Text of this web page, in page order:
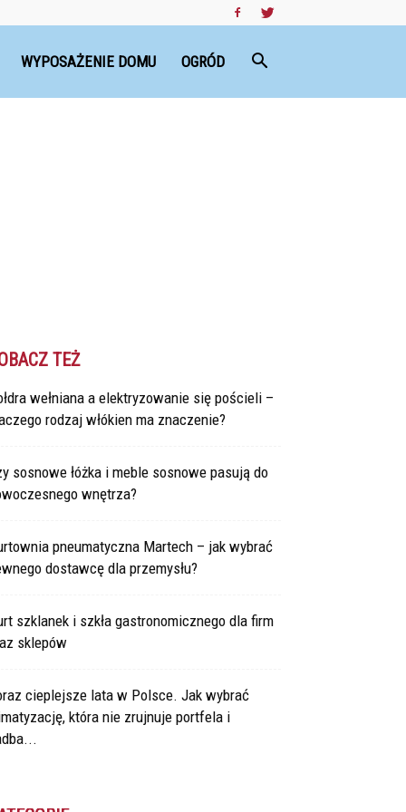
WYPOSAŻENIE DOMU OGRÓD
TEŻ
wełniana a elektryzowanie się pościeli –
rodzaj włókien ma znaczenie?
sosnowe łóżka i meble sosnowe pasują do
wnętrza?
pneumatyczna Martech – jak wybrać
dostawcę dla przemysłu?
szklanek i szkła gastronomicznego dla firm
sklepów
cieplejsze lata w Polsce. Jak wybrać
która nie zrujnuje portfela i